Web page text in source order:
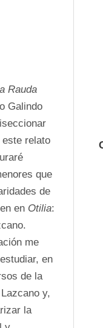
Rauda
Galindo
relato
que
de
en Otilia:
me
en
de la
y,
la